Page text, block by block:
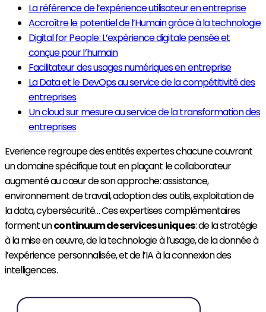
La référence de l’expérience utilisateur en entreprise
Accroître le potentiel de l’Humain grâce à la technologie
Digital for People : L’expérience digitale pensée et
conçue pour l’humain
Facilitateur des usages numériques en entreprise
La Data et le DevOps au service de la compétitivité des
entreprises
Un cloud sur mesure au service de la transformation des
entreprises
Everience regroupe des entités expertes chacune couvrant
un domaine spécifique tout en plaçant le collaborateur
augmenté au cœur de son approche : assistance,
environnement de travail, adoption des outils, exploitation de
la data, cybersécurité… Ces expertises complémentaires
forment uncontinuum de services uniques: de la stratégie
à la mise en œuvre, de la technologie à l’usage, de la donnée à
l’expérience personnalisée, et de l’IA à la connexion des
intelligences.